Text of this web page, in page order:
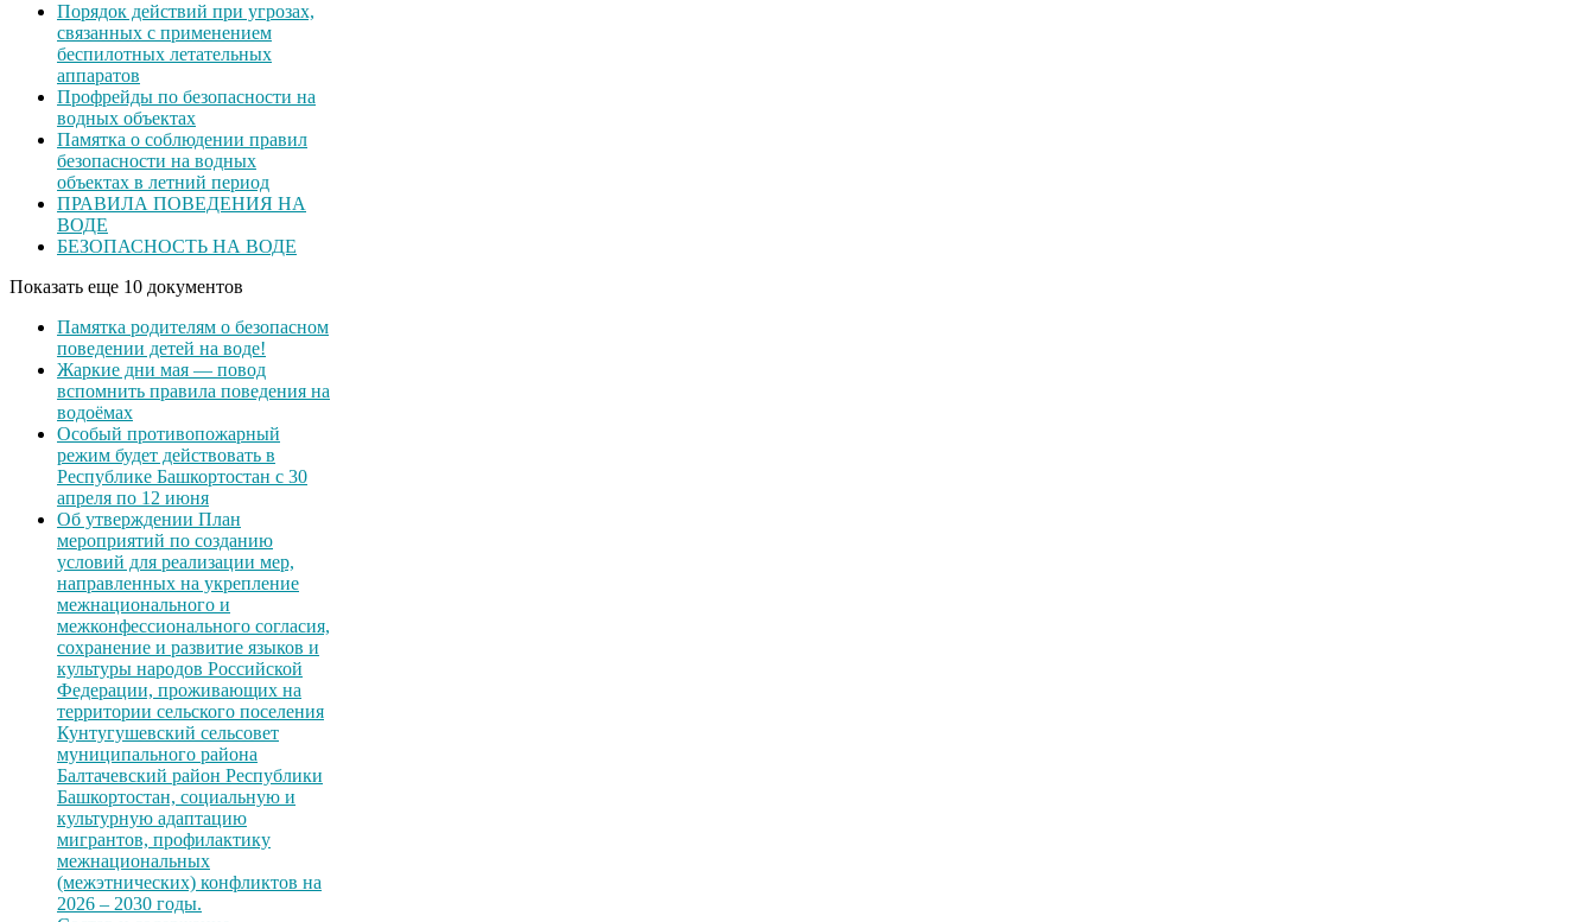
Порядок действий при угрозах,
связанных с применением
беспилотных летательных
аппаратов
Профрейды по безопасности на
водных объектах
Памятка о соблюдении правил
безопасности на водных
объектах в летний период
ПРАВИЛА ПОВЕДЕНИЯ НА
ВОДЕ
БЕЗОПАСНОСТЬ НА ВОДЕ
Показать еще 10 документов
Памятка родителям о безопасном
поведении детей на воде!
Жаркие дни мая — повод
вспомнить правила поведения на
водоёмах
Особый противопожарный
режим будет действовать в
Республике Башкортостан с 30
апреля по 12 июня
Об утверждении План
мероприятий по созданию
условий для реализации мер,
направленных на укрепление
межнационального и
межконфессионального согласия,
сохранение и развитие языков и
культуры народов Российской
Федерации, проживающих на
территории сельского поселения
Кунтугушевский сельсовет
муниципального района
Балтачевский район Республики
Башкортостан, социальную и
культурную адаптацию
мигрантов, профилактику
межнациональных
(межэтнических) конфликтов на
2026 – 2030 годы.